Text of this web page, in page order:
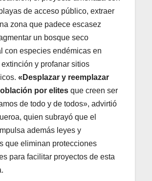
de acceso público, extraer
zona que padece escasez
un bosque seco
con especies endémicas en
y profanar sitios
«Desplazar y reemplazar
por elites que creen ser
de todo y de todos», advirtió
quien subrayó que el
además leyes y
que eliminan protecciones
para facilitar proyectos de esta